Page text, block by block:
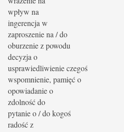
wpływ na
ingerencja w
zaproszenie na / do
oburzenie z powodu
decyzja o
usprawiedliwienie czegoś
wspomnienie, pamięć o
opowiadanie o
zdolność do
pytanie o / do kogoś
radość z